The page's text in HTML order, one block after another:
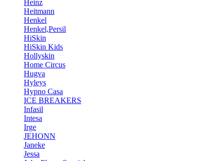
Heinz
Heitmann
Henkel
Henkel,Persil
HiSkin
HiSkin Kids
Hollyskin
Home Circus
Hugva
Hyleys
Hypno Casa
ICE BREAKERS
Infasil
Intesa
Irge
JEHONN
Janeke
Jessa